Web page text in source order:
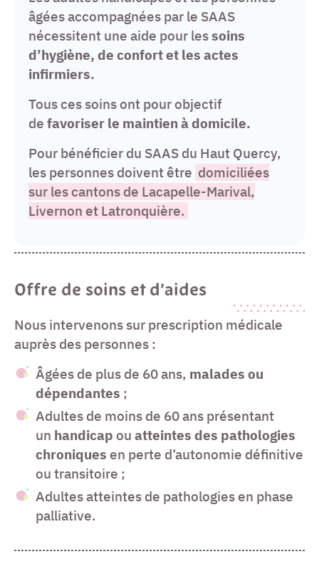
âgées accompagnées par le SAAS
nécessitent une aide pour lessoins
d’hygiène, de confort et les actes
infirmiers.
Tous ces soins ont pour objectif
de favoriser le maintien à domicile.
Pour bénéficier du SAAS du Haut Quercy,
les personnes doivent être domiciliées
sur les cantons de Lacapelle-Marival,
Livernon et Latronquière.
Offre de soins et d’aides
Nous intervenons sur prescription médicale
auprès des personnes :
Âgées de plus de 60 ans, malades ou
dépendantes ;
Adultes de moins de 60 ans présentant
un handicap ou atteintes des pathologies
chroniques en perte d’autonomie définitive
ou transitoire ;
Adultes atteintes de pathologies en phase
palliative.